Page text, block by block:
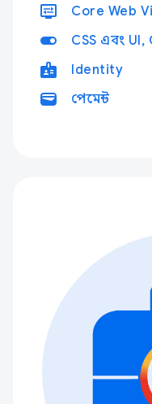
display_settings Core Web
toggle_on CSS এবং UI,
badge Identity
wallet পেমেন্ট